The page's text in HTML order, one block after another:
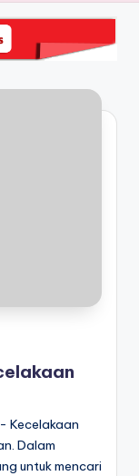
Kecelakaan
Dalam
untuk mencari